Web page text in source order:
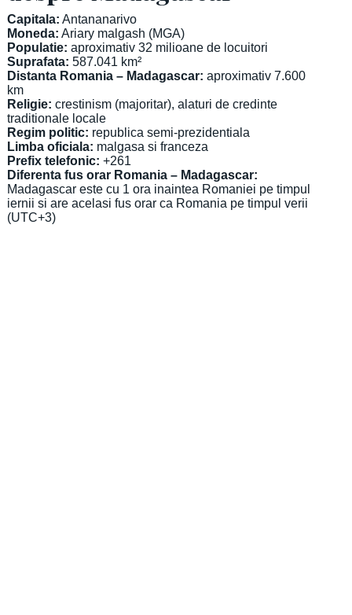
Capitala: Antananarivo
Moneda: Ariary malgash (MGA)
Populatie: aproximativ 32 milioane de locuitori
Suprafata: 587.041 km²
Distanta Romania – Madagascar: aproximativ 7.600
km
Religie: crestinism (majoritar), alaturi de credinte
traditionale locale
Regim politic: republica semi-prezidentiala
Limba oficiala: malgasa si franceza
Prefix telefonic: +261
Diferenta fus orar Romania – Madagascar:
Madagascar este cu 1 ora inaintea Romaniei pe timpul
iernii si are acelasi fus orar ca Romania pe timpul verii
(UTC+3)